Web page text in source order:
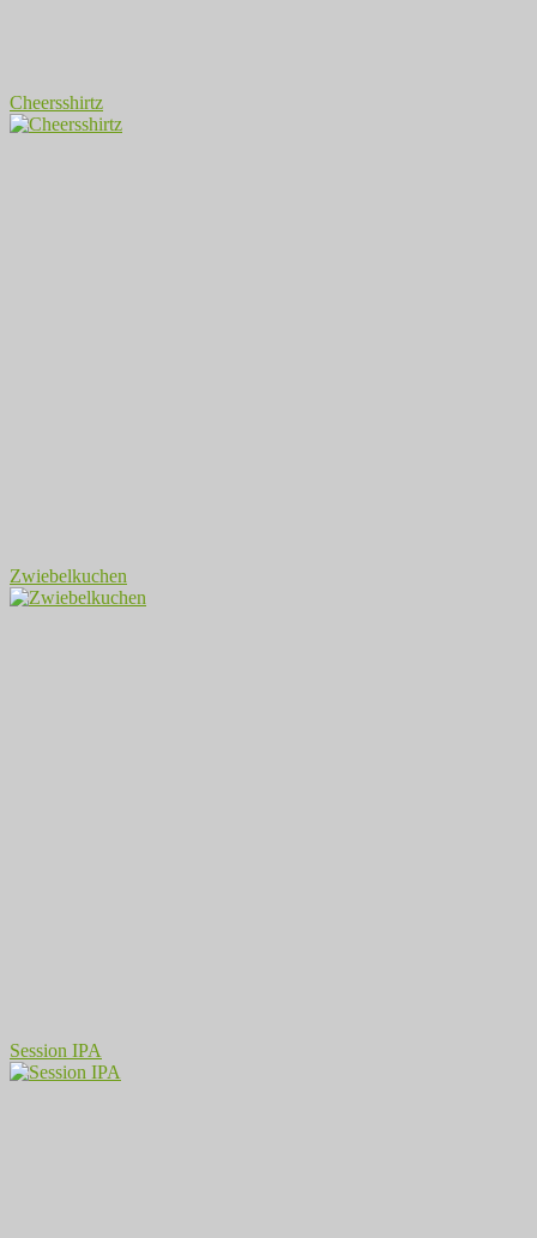
Cheersshirtz
Zwiebelkuchen
Session IPA